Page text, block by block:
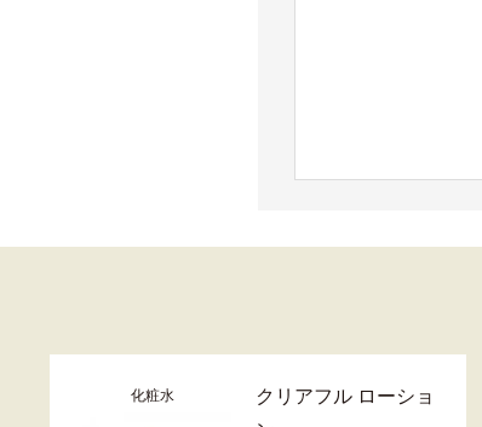
化粧水
クリアフル ローショ